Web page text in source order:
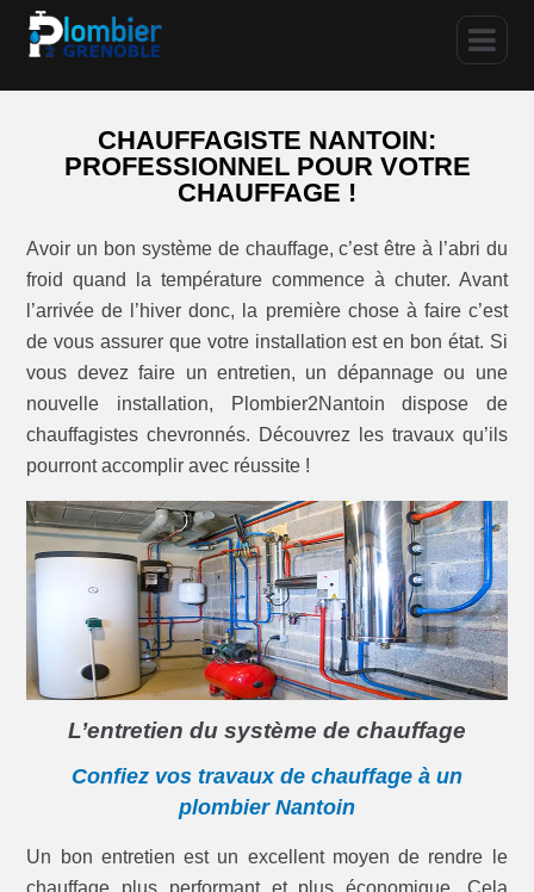
CHAUFFAGISTE NANTOIN:
PROFESSIONNEL POUR VOTRE
CHAUFFAGE !
Avoir un bon système de chauffage, c’est être à l’abri du
froid quand la température commence à chuter. Avant
l’arrivée de l’hiver donc, la première chose à faire c’est
de vous assurer que votre installation est en bon état. Si
vous devez faire un entretien, un dépannage ou une
nouvelle installation, Plombier2Nantoin dispose de
chauffagistes chevronnés. Découvrez les travaux qu’ils
pourront accomplir avec réussite !
L’entretien du système de chauffage
Confiez vos travaux de chauffage à un
plombier Nantoin
Un bon entretien est un excellent moyen de rendre le